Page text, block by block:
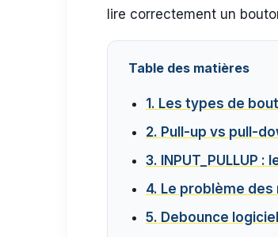
lire correctement un
Table des matières
1. Les types de
2. Pull-up vs pull-
3. INPUT_PULLUP :
4. Le problème
5. Debounce